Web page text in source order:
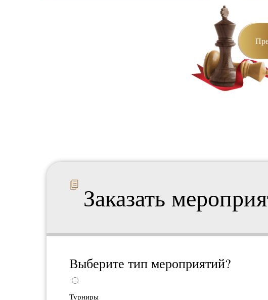
Заказать
Выберите тип мероприятий?
Турниры